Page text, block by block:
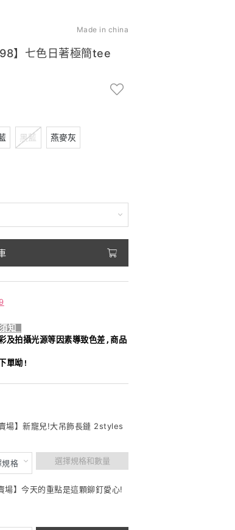
Made in china
】七色日著極簡tee
黑藍 燕麥灰
知
及拍攝光源等因素導致色差,商品
單呦!
場】新寵兒!大吊飾長鏈 2styles
選擇規格和數量
場】今天的重點是這顆鉚釘愛心!